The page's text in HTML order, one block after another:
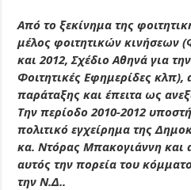
Από το ξεκίνημα της
μέλος φοιτητικών κινήσεων
και 2012, Σχέδιο Αθηνά για
Φοιτητικές Εφημερίδες
παράταξης και έπειτα ως
Την περίοδο 2010-2012
πολιτικό εγχείρημα της
κα. Ντόρας Μπακογιάννη και
αυτός την πορεία του
την Ν.Δ..